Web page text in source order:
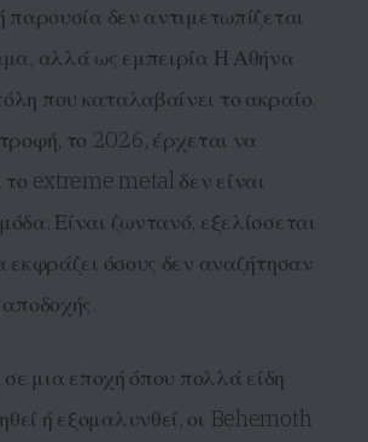
παρουσία δεν αντιμετωπίζεται
αλλά ως εμπειρία Η Αθήνα
που καταλαβαίνει το ακραίο.
το 2026, έρχεται να
το extreme metal δεν είναι
Είναι ζωντανό, εξελίσσεται
εκφράζει όσους δεν αναζήτησαν
σε μια εποχή όπου πολλά είδη
ή εξομαλυνθεί, οι Behemoth